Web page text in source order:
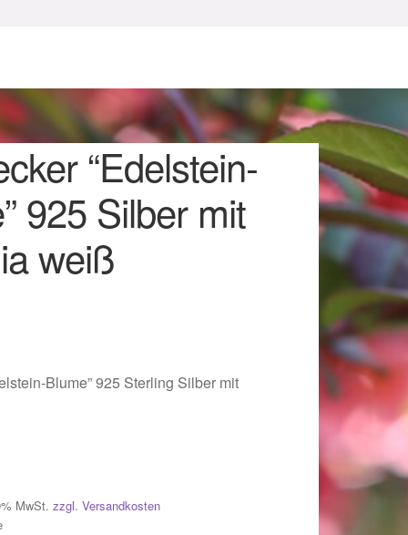
“Edelstein-
925 Silber mit
weiß
Blume” 925 Sterling Silber mit
MwSt. zzgl. Versandkosten